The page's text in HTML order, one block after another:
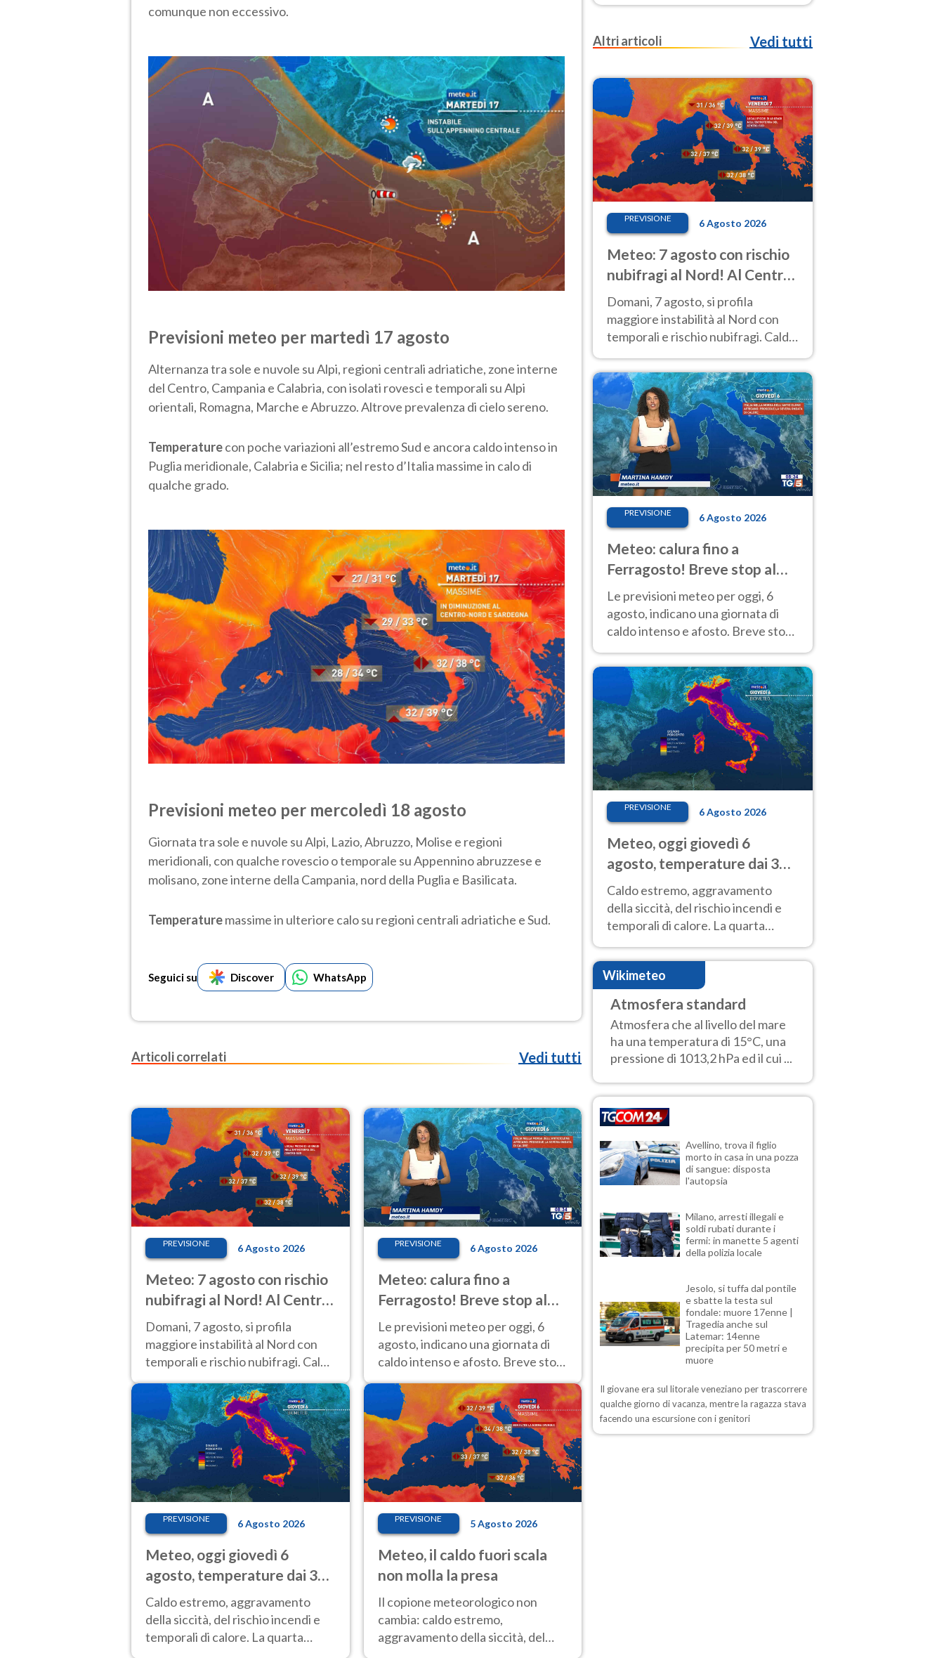
comunque non eccessivo.
Previsioni meteo per martedì 17 agosto
Alternanza tra sole e nuvole su Alpi, regioni centrali adriatiche, zone interne
del Centro, Campania e Calabria, con isolati rovesci e temporali su Alpi
orientali, Romagna, Marche e Abruzzo. Altrove prevalenza di cielo sereno.
Temperaturecon poche variazioni all’estremo Sud e ancora caldo intenso in
Puglia meridionale, Calabria e Sicilia; nel resto d’Italia massime in calo di
qualche grado.
Previsioni meteo per mercoledì 18 agosto
Giornata tra sole e nuvole su Alpi, Lazio, Abruzzo, Molise e regioni
meridionali, con qualche rovescio o temporale su Appennino abruzzese e
molisano, zone interne della Campania, nord della Puglia e Basilicata.
Temperaturemassime in ulteriore calo su regioni centrali adriatiche e Sud.
Seguici su Discover WhatsApp
Articoli correlati Vedi tutti
PREVISIONE 6 Agosto 2026
Meteo: 7 agosto con rischio
nubifragi al Nord! Al Centro-
Sud caldo estremo
Domani, 7 agosto, si profila
maggiore instabilità al Nord con
temporali e rischio nubifragi. Caldo
sempre estremo al Centro-Sud. Le
previsioni.
PREVISIONE 6 Agosto 2026
Meteo: calura fino a
Ferragosto! Breve stop al
Nord tra 7 e 9 agosto
Le previsioni meteo per oggi, 6
agosto, indicano una giornata di
caldo intenso e afosto. Breve stop
all'Anticiclone solo sulle regioni del
Nord.
PREVISIONE 6 Agosto 2026
Meteo, oggi giovedì 6
agosto, temperature dai 33
ai 40 gradi
Caldo estremo, aggravamento
della siccità, del rischio incendi e
temporali di calore. La quarta
PREVISIONE 5 Agosto 2026
Meteo, il caldo fuori scala
non molla la presa
Il copione meteorologico non
cambia: caldo estremo,
aggravamento della siccità, del
Altri articoli Vedi tutti
PREVISIONE 6 Agosto 2026
Meteo: 7 agosto con rischio
nubifragi al Nord! Al Centro-
Sud caldo estremo
Domani, 7 agosto, si profila
maggiore instabilità al Nord con
temporali e rischio nubifragi. Caldo
previsioni.
PREVISIONE 6 Agosto 2026
Meteo: calura fino a
Ferragosto! Breve stop al
Nord tra 7 e 9 agosto
Le previsioni meteo per oggi, 6
agosto, indicano una giornata di
caldo intenso e afosto. Breve stop
Nord.
PREVISIONE 6 Agosto 2026
Meteo, oggi giovedì 6
agosto, temperature dai 33
ai 40 gradi
Caldo estremo, aggravamento
della siccità, del rischio incendi e
temporali di calore. La quarta
tregua e durerà fino Ferragosto
Wikimeteo
Atmosfera standard
Atmosfera che al livello del mare
ha una temperatura di 15°C, una
pressione di 1013,2 hPa ed il cui ...
Avellino, trova il figlio
morto in casa in una pozza
di sangue: disposta
l'autopsia
Milano, arresti illegali e
soldi rubati durante i
fermi: in manette 5 agenti
della polizia locale
Jesolo, si tuffa dal pontile
e sbatte la testa sul
fondale: muore 17enne |
Tragedia anche sul
Latemar: 14enne
precipita per 50 metri e
muore
Il giovane era sul litorale veneziano per trascorrere
qualche giorno di vacanza, mentre la ragazza stava
facendo una escursione con i genitori